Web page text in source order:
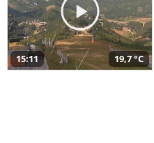
15:11 19,7 °C